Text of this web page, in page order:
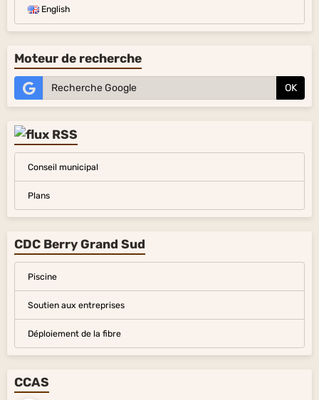
English
Moteur de recherche
OK
Conseil municipal
Plans
CDC Berry Grand Sud
Piscine
Soutien aux entreprises
Déploiement de la fibre
CCAS